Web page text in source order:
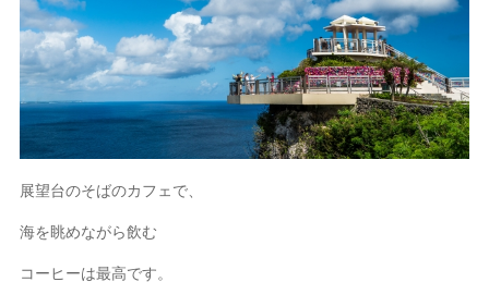
展望台のそばのカフェで、
海を眺めながら飲む
コーヒーは最高です。